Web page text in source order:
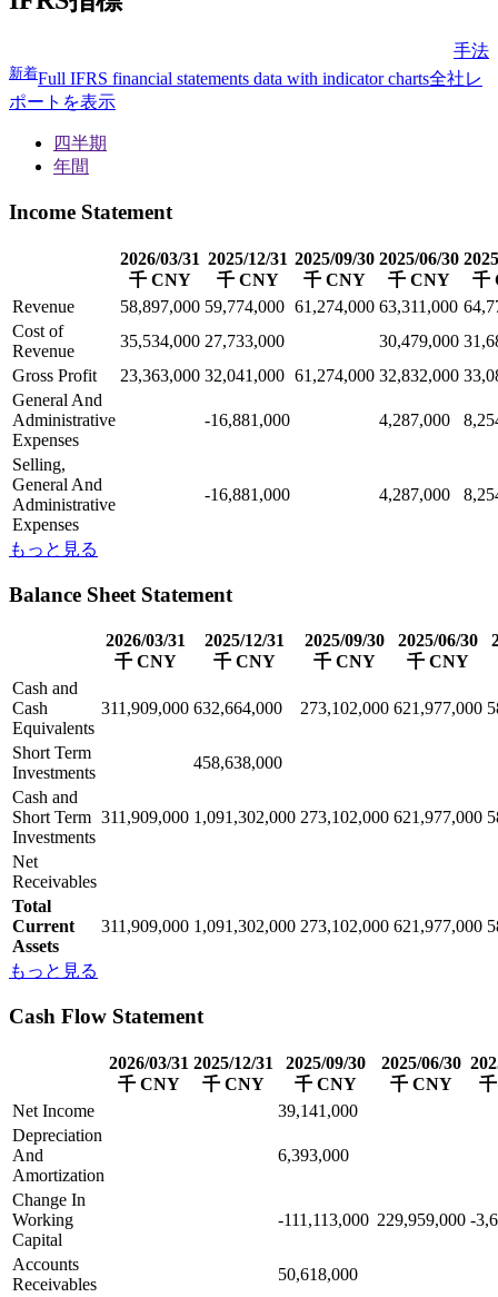
手法
新着Full IFRS financial statements data with indicator charts全社レ
ポートを表示
四半期
年間
Income Statement
2026/03/31
千 CNY
2025/12/31
千 CNY
2025/09/30
千 CNY
2025/06/30
千 CNY
千
Revenue
58,897,000 59,774,000 61,274,000 63,311,000
Cost of
Revenue
35,534,000 27,733,000 30,479,000
Gross Profit
23,363,000 32,041,000 61,274,000 32,832,000
General And
Administrative
Expenses
-16,881,000 4,287,000
Selling,
General And
Administrative
Expenses
-16,881,000 4,287,000
もっと見る
Balance Sheet Statement
2026/03/31
千 CNY
2025/12/31
千 CNY
2025/09/30
千 CNY
2025/06/30
千 CNY
Cash and
Cash
Equivalents
311,909,000 632,664,000 273,102,000 621,977,000
Short Term
Investments
458,638,000
Cash and
Short Term
Investments
311,909,000 1,091,302,000 273,102,000 621,977,000
Net
Receivables
Total
Current
Assets
311,909,000 1,091,302,000 273,102,000 621,977,000
もっと見る
Cash Flow Statement
2026/03/31
千 CNY
2025/12/31
千 CNY
2025/09/30
千 CNY
2025/06/30
千 CNY
Net Income
39,141,000
Depreciation
And
Amortization
6,393,000
Change In
Working
Capital
-111,113,000 229,959,000 -
Accounts
Receivables
50,618,000